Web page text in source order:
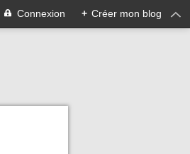
Connexion + Créer mon blog